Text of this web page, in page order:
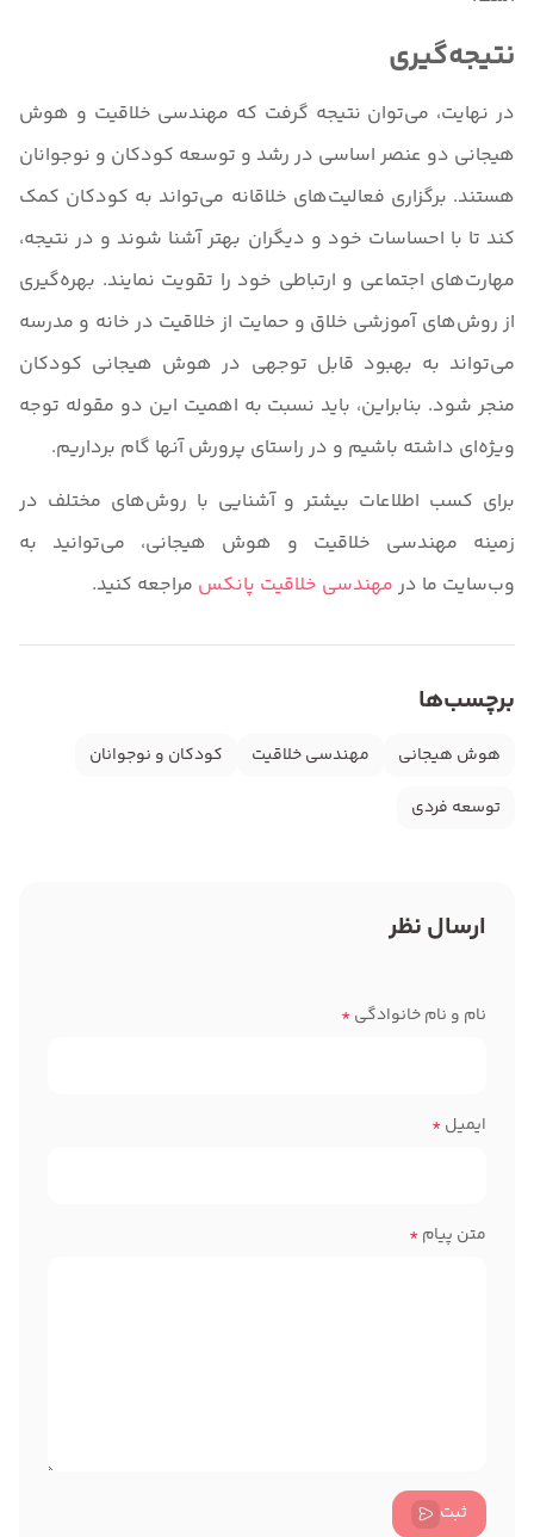
نتیجه‌گیری
در نهایت، می‌توان نتیجه گرفت که مهندسی خلاقیت و هوش
هیجانی دو عنصر اساسی در رشد و توسعه کودکان و نوجوانان
هستند. برگزاری فعالیت‌های خلاقانه می‌تواند به کودکان کمک
کند تا با احساسات خود و دیگران بهتر آشنا شوند و در نتیجه،
مهارت‌های اجتماعی و ارتباطی خود را تقویت نمایند. بهره‌گیری
از روش‌های آموزشی خلاق و حمایت از خلاقیت در خانه و مدرسه
می‌تواند به بهبود قابل توجهی در هوش هیجانی کودکان
منجر شود. بنابراین، باید نسبت به اهمیت این دو مقوله توجه
ویژه‌ای داشته باشیم و در راستای پرورش آنها گام برداریم.
برای کسب اطلاعات بیشتر و آشنایی با روش‌های مختلف در
زمینه مهندسی خلاقیت و هوش هیجانی، می‌توانید به
وب‌سایت ما در مهندسی خلاقیت پانکس مراجعه کنید.
برچسب‌ها
هوش هیجانی مهندسی خلاقیت
کودکان و نوجوانان
توسعه فردی
ارسال نظر
نام و نام خانوادگی*
ایمیل*
متن پیام*
ثبت